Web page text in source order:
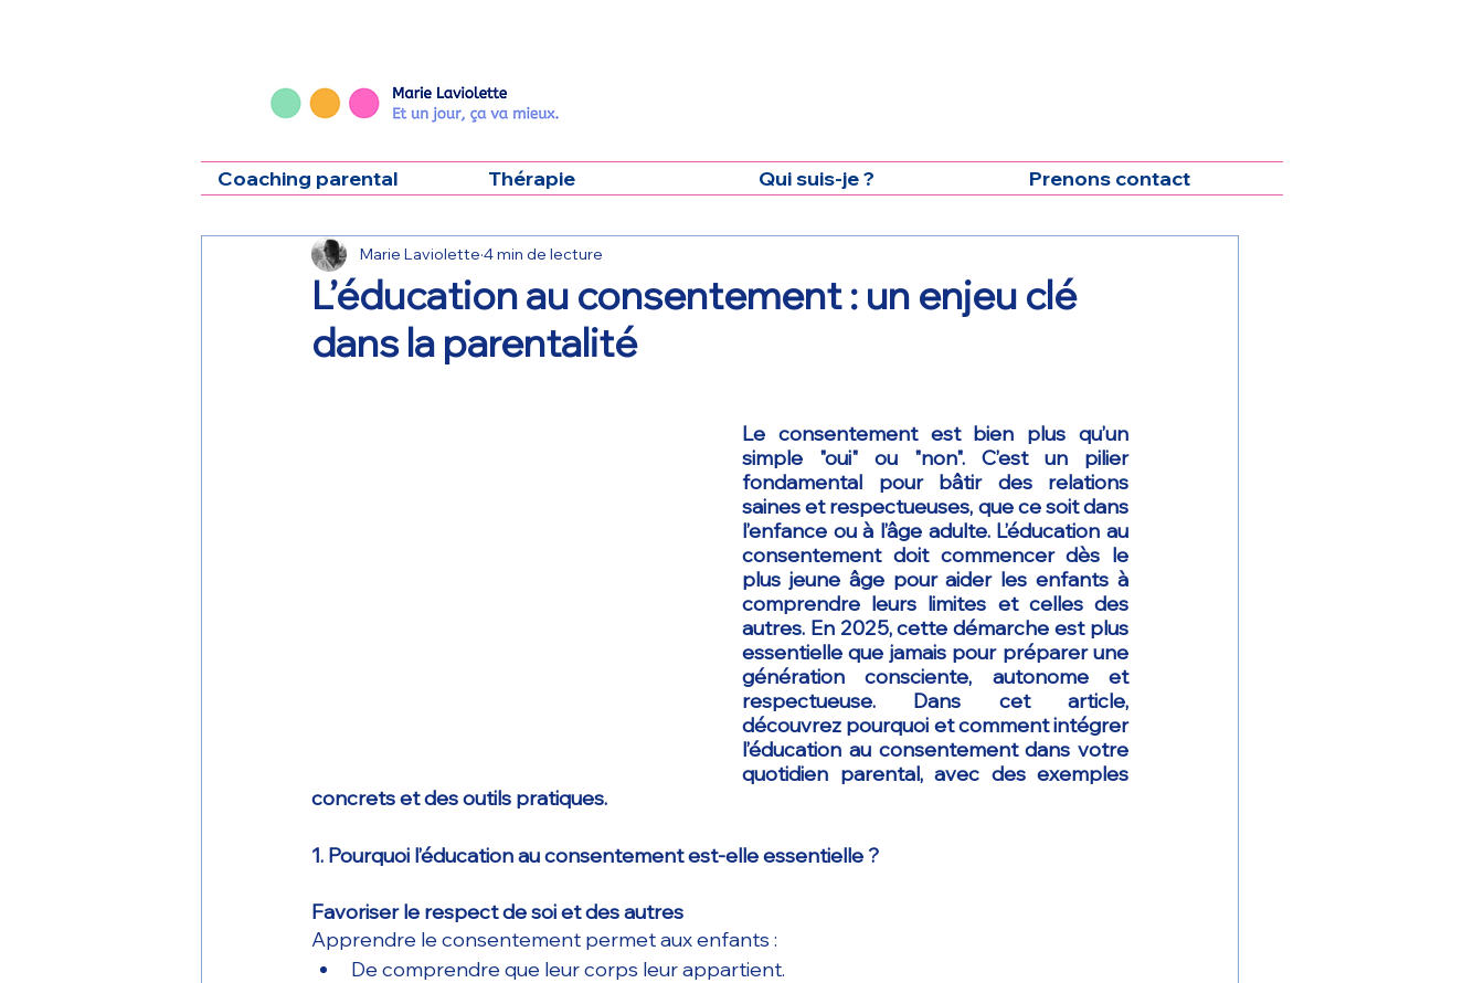
Coaching parental Thérapie Qui suis-je ? Prenons contact
L’éducation au consentement : un enjeu clé
dans la parentalité
Marie Laviolette 4 min de lecture
Le consentement est bien plus qu’un
simple "oui" ou "non". C’est un pilier
fondamental pour bâtir des relations
saines et respectueuses, que ce soit dans
l’enfance ou à l’âge adulte. L’éducation au
consentement doit commencer dès le
plus jeune âge pour aider les enfants à
comprendre leurs limites et celles des
autres. En 2025, cette démarche est plus
essentielle que jamais pour préparer une
génération consciente, autonome et
respectueuse. Dans cet article,
découvrez pourquoi et comment intégrer
l’éducation au consentement dans votre
quotidien parental, avec des exemples
concrets et des outils pratiques.
1. Pourquoi l’éducation au consentement est-elle essentielle ?
Favoriser le respect de soi et des autres
Apprendre le consentement permet aux enfants :
De comprendre que leur corps leur appartient.